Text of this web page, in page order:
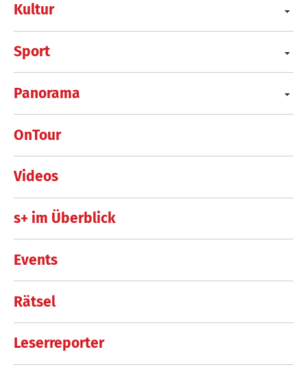
Kultur
Sport
Panorama
OnTour
Videos
s+ im Überblick
Events
Rätsel
Leserreporter